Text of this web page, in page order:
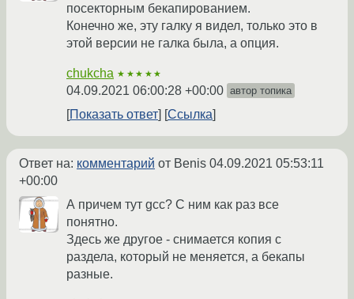
посекторным бекапированием.
Конечно же, эту галку я видел, только это в
этой версии не галка была, а опция.
chukcha ★★★★★
04.09.2021 06:00:28 +00:00 автор топика
Показать ответ Ссылка
Ответ на: комментарий от Benis 04.09.2021 05:53:11
+00:00
А причем тут gcc? С ним как раз все
понятно.
Здесь же другое - снимается копия с
раздела, который не меняется, а бекапы
разные.